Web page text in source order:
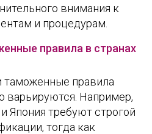
внимания к
и процедурам.
правила в странах
таможенные правила
варьируются. Например,
Япония требуют строгой
тогда как